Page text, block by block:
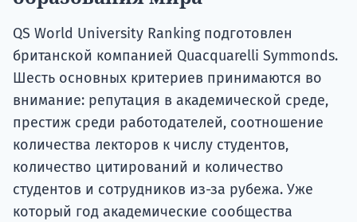
QS World University Ranking подготовлен
британской компанией Quacquarelli Symmonds.
Шесть основных критериев принимаются во
внимание: репутация в академической среде,
престиж среди работодателей, соотношение
количества лекторов к числу студентов,
количество цитирований и количество
студентов и сотрудников из-за рубежа. Уже
который год академические сообщества